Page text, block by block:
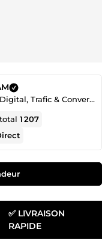
Spécialistes en Marketing Digital, Trafic & Conversion
total1 207
✅ LIVRAISON
RAPIDE